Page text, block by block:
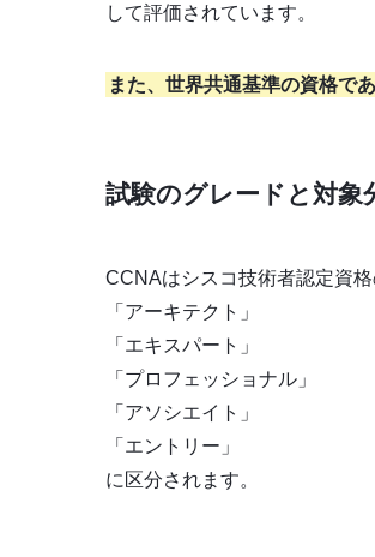
して評価されています。
また、世界共通基準の資格で
試験のグレードと対象
CCNAはシスコ技術者認定資
「アーキテクト」
「エキスパート」
「プロフェッショナル」
「アソシエイト」
「エントリー」
に区分されます。